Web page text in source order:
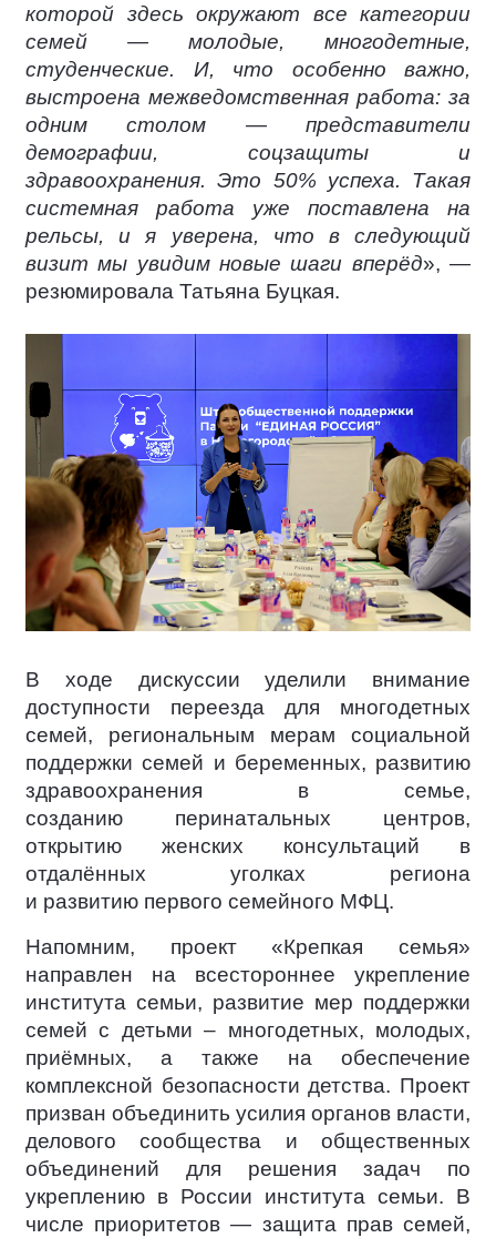
которой здесь окружают все категории
семей — молодые, многодетные,
студенческие. И, что особенно важно,
выстроена межведомственная работа: за
одним столом — представители
демографии, соцзащиты и
здравоохранения. Это 50% успеха. Такая
системная работа уже поставлена на
рельсы, и я уверена, что в следующий
визит мы увидим новые шаги вперёд», —
резюмировала Татьяна Буцкая.
В ходе дискуссии уделили внимание
доступности переезда для многодетных
семей, региональным мерам социальной
поддержки семей и беременных, развитию
здравоохранения в семье,
созданию перинатальных центров,
открытию женских консультаций в
отдалённых уголках региона
и развитию первого семейного МФЦ.
Напомним, проект «Крепкая семья»
направлен на всестороннее укрепление
института семьи, развитие мер поддержки
семей с детьми – многодетных, молодых,
приёмных, а также на обеспечение
комплексной безопасности детства. Проект
призван объединить усилия органов власти,
делового сообщества и общественных
объединений для решения задач по
укреплению в России института семьи. В
числе приоритетов — защита прав семей,